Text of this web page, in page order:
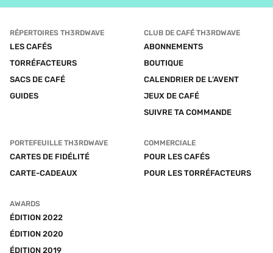
RÉPERTOIRES TH3RDWAVE
LES CAFÉS
TORRÉFACTEURS
SACS DE CAFÉ
GUIDES
CLUB DE CAFÉ TH3RDWAVE
ABONNEMENTS
BOUTIQUE
CALENDRIER DE L’AVENT
JEUX DE CAFÉ
SUIVRE TA COMMANDE
PORTEFEUILLE TH3RDWAVE
CARTES DE FIDÉLITÉ
CARTE-CADEAUX
COMMERCIALE
POUR LES CAFÉS
POUR LES TORRÉFACTEURS
AWARDS
ÉDITION 2022
ÉDITION 2020
ÉDITION 2019